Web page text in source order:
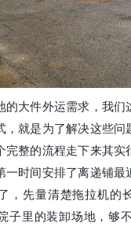
的大件外运需求，我们
，就是为了解决这些问
完整的流程走下来其实
一时间安排了离递铺最
，先量清楚拖拉机的
子里的装卸场地，够